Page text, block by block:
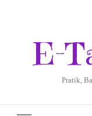
E-
Pratik,